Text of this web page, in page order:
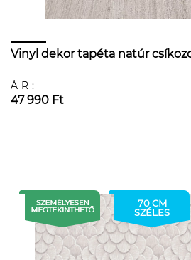
Vinyl dekor tapéta natúr
ÁR:
47 990 Ft
70 CM
SZÉLES